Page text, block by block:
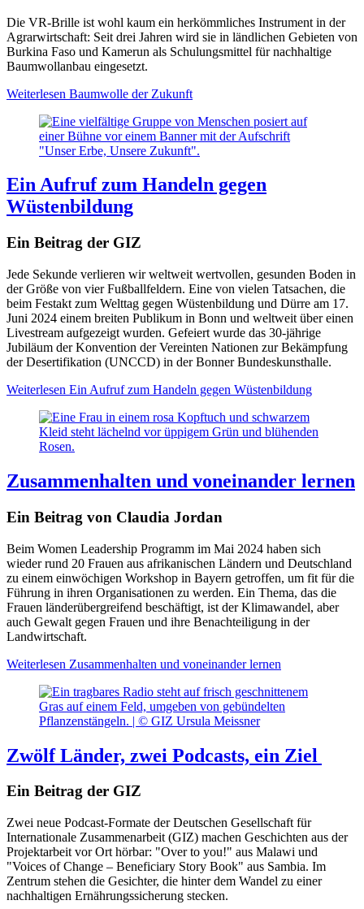
Die VR-Brille ist wohl kaum ein herkömmliches Instrument in der
Agrarwirtschaft: Seit drei Jahren wird sie in ländlichen Gebieten von
Burkina Faso und Kamerun als Schulungsmittel für nachhaltige
Baumwollanbau eingesetzt.
Weiterlesen Baumwolle der Zukunft
Ein Aufruf zum Handeln gegen
Wüstenbildung
Ein Beitrag der GIZ
Jede Sekunde verlieren wir weltweit wertvollen, gesunden Boden in
der Größe von vier Fußballfeldern. Eine von vielen Tatsachen, die
beim Festakt zum Welttag gegen Wüstenbildung und Dürre am 17.
Juni 2024 einem breiten Publikum in Bonn und weltweit über einen
Livestream aufgezeigt wurden. Gefeiert wurde das 30-jährige
Jubiläum der Konvention der Vereinten Nationen zur Bekämpfung
der Desertifikation (UNCCD) in der Bonner Bundeskunsthalle.
Weiterlesen Ein Aufruf zum Handeln gegen Wüstenbildung
Zusammenhalten und voneinander lernen
Ein Beitrag von Claudia Jordan
Beim Women Leadership Programm im Mai 2024 haben sich
wieder rund 20 Frauen aus afrikanischen Ländern und Deutschland
zu einem einwöchigen Workshop in Bayern getroffen, um fit für die
Führung in ihren Organisationen zu werden. Ein Thema, das die
Frauen länderübergreifend beschäftigt, ist der Klimawandel, aber
auch Gewalt gegen Frauen und ihre Benachteiligung in der
Landwirtschaft.
Weiterlesen Zusammenhalten und voneinander lernen
Zwölf Länder, zwei Podcasts, ein Ziel
Ein Beitrag der GIZ
Zwei neue Podcast-Formate der Deutschen Gesellschaft für
Internationale Zusammenarbeit (GIZ) machen Geschichten aus der
Projektarbeit vor Ort hörbar: "Over to you!" aus Malawi und
"Voices of Change – Beneficiary Story Book" aus Sambia. Im
Zentrum stehen die Gesichter, die hinter dem Wandel zu einer
nachhaltigen Ernährungssicherung stecken.